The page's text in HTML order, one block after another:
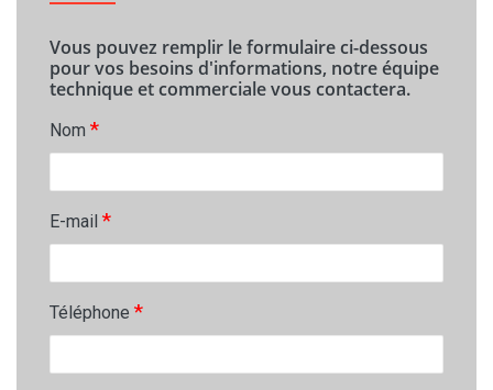
Vous pouvez remplir le formulaire ci-dessous
pour vos besoins d'informations, notre équipe
technique et commerciale vous contactera.
Nom *
E-mail *
Téléphone *